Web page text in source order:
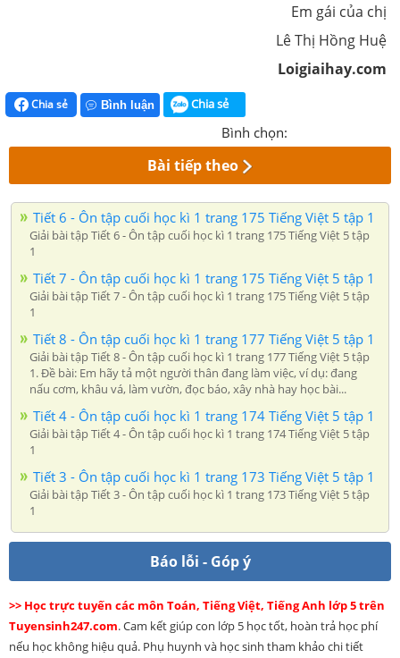
Em gái của chị
Lê Thị Hồng Huệ
Loigiaihay.com
Chia sẻ Bình luận Chia sẻ
Bình chọn:
Bài tiếp theo
Tiết 6 - Ôn tập cuối học kì 1 trang 175 Tiếng Việt 5 tập 1
Giải bài tập Tiết 6 - Ôn tập cuối học kì 1 trang 175 Tiếng Việt 5 tập
1
Tiết 7 - Ôn tập cuối học kì 1 trang 175 Tiếng Việt 5 tập 1
Giải bài tập Tiết 7 - Ôn tập cuối học kì 1 trang 175 Tiếng Việt 5 tập
1
Tiết 8 - Ôn tập cuối học kì 1 trang 177 Tiếng Việt 5 tập 1
Giải bài tập Tiết 8 - Ôn tập cuối học kì 1 trang 177 Tiếng Việt 5 tập
1. Đề bài: Em hãy tả một người thân đang làm việc, ví dụ: đang
nấu cơm, khâu vá, làm vườn, đọc báo, xây nhà hay học bài...
Tiết 4 - Ôn tập cuối học kì 1 trang 174 Tiếng Việt 5 tập 1
Giải bài tập Tiết 4 - Ôn tập cuối học kì 1 trang 174 Tiếng Việt 5 tập
1
Tiết 3 - Ôn tập cuối học kì 1 trang 173 Tiếng Việt 5 tập 1
Giải bài tập Tiết 3 - Ôn tập cuối học kì 1 trang 173 Tiếng Việt 5 tập
1
Báo lỗi - Góp ý
>> Học trực tuyến các môn Toán, Tiếng Việt, Tiếng Anh lớp 5 trên
Tuyensinh247.com. Cam kết giúp con lớp 5 học tốt, hoàn trả học phí
nếu học không hiệu quả. Phụ huynh và học sinh tham khảo chi tiết